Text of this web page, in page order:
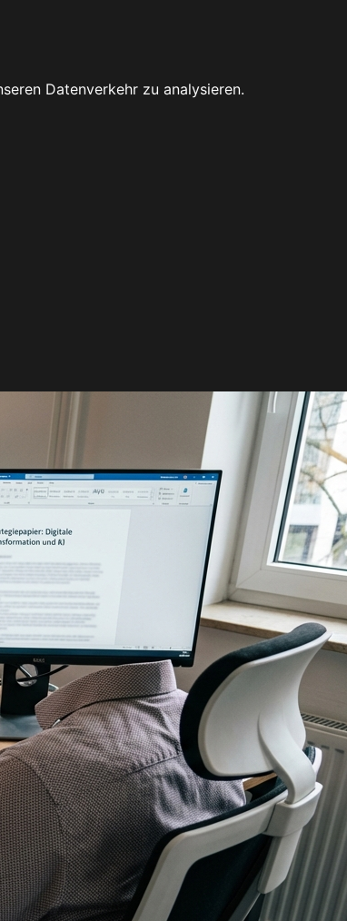
Datenverkehr zu analysieren.